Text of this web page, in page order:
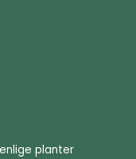
planter